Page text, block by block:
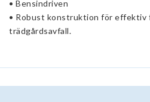
• Bensindriven
• Robust konstruktion för effektiv
trädgårdsavfall.